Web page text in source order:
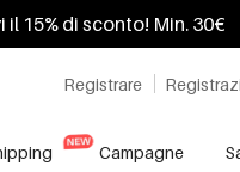
il 15% di sconto! Min. 30€
Registrare
Campagne